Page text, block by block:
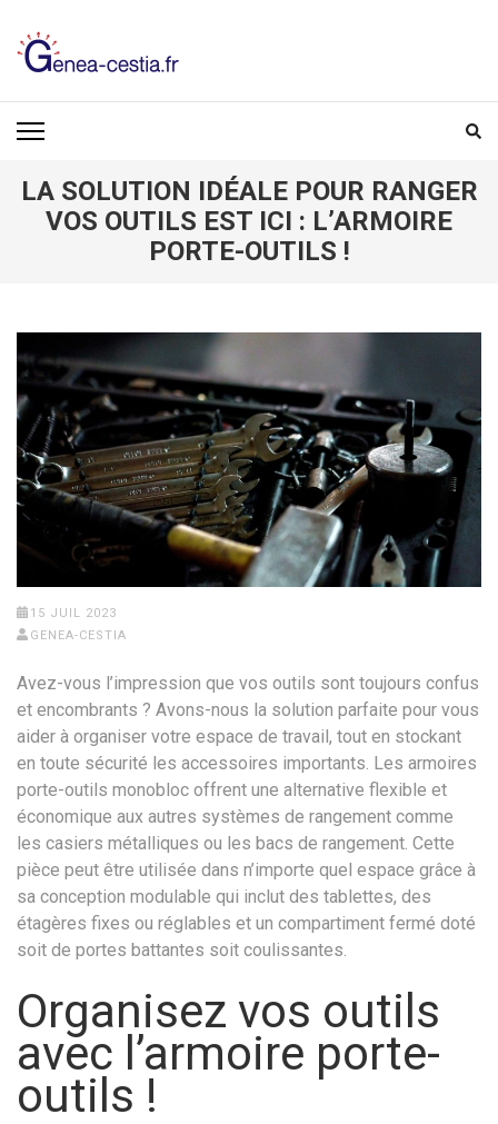
contenu
Entrée)
GENEA-CESTIA.FR
LA SOLUTION IDÉALE POUR RANGER
VOS OUTILS EST ICI : L’ARMOIRE
PORTE-OUTILS !
15 JUIL 2023
GENEA-CESTIA
Avez-vous l’impression que vos outils sont toujours confus
et encombrants ? Avons-nous la solution parfaite pour vous
aider à organiser votre espace de travail, tout en stockant
en toute sécurité les accessoires importants. Les armoires
porte-outils monobloc offrent une alternative flexible et
économique aux autres systèmes de rangement comme
les casiers métalliques ou les bacs de rangement. Cette
pièce peut être utilisée dans n’importe quel espace grâce à
sa conception modulable qui inclut des tablettes, des
étagères fixes ou réglables et un compartiment fermé doté
soit de portes battantes soit coulissantes.
Organisez vos outils
avec l’armoire porte-
outils !